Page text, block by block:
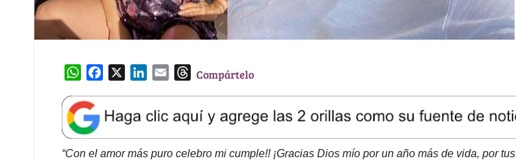
W
a
t
s
A
e
b
o
k
e
d
l
T
e
a
d
Compártelo
“Con el amor más puro celebro mi cumple!! ¡Gracias Dios mío por un año más de vida, por tus